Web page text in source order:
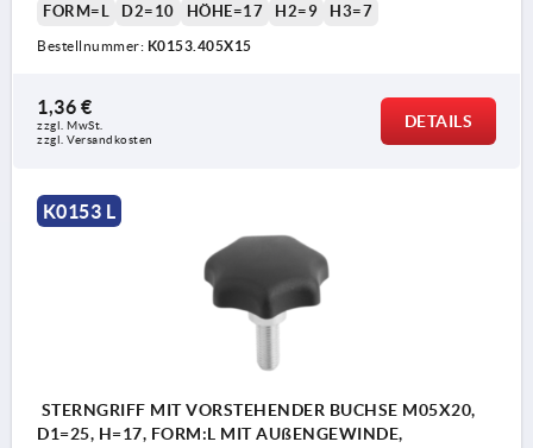
FORM=L
D2=10 HÖHE=17 H2=9 H3=7
Bestellnummer: K0153.405X15
1,36 €
zzgl. MwSt.
zzgl. Versandkosten
DETAILS
K0153 L
STERNGRIFF MIT VORSTEHENDER BUCHSE M05X20,
D1=25, H=17, FORM:L MIT AUßENGEWINDE,